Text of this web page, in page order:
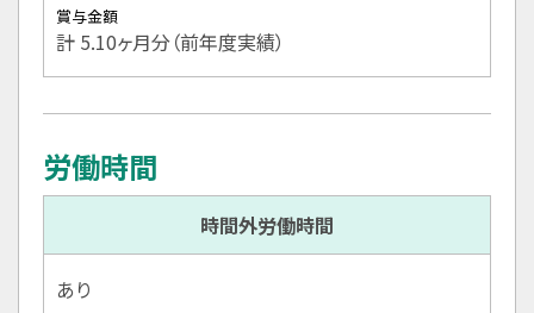
賞与金額
計 5.10ヶ月分（前年度実績）
労働時間
時間外労働時間
あり